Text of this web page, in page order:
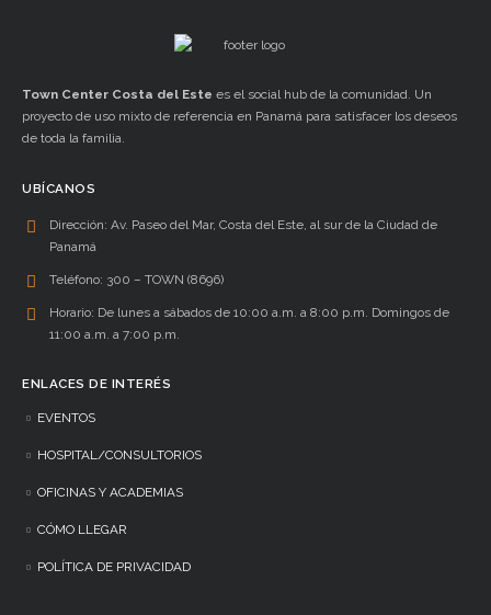
Town Center Costa del Este es el social hub de la comunidad. Un
proyecto de uso mixto de referencia en Panamá para satisfacer los deseos
de toda la familia.
UBÍCANOS
Dirección: Av. Paseo del Mar, Costa del Este, al sur de la Ciudad de
Panamá
Teléfono: 300 – TOWN (8696)
Horario: De lunes a sábados de 10:00 a.m. a 8:00 p.m. Domingos de
11:00 a.m. a 7:00 p.m.
ENLACES DE INTERÉS
EVENTOS
HOSPITAL/CONSULTORIOS
OFICINAS Y ACADEMIAS
CÓMO LLEGAR
POLÍTICA DE PRIVACIDAD